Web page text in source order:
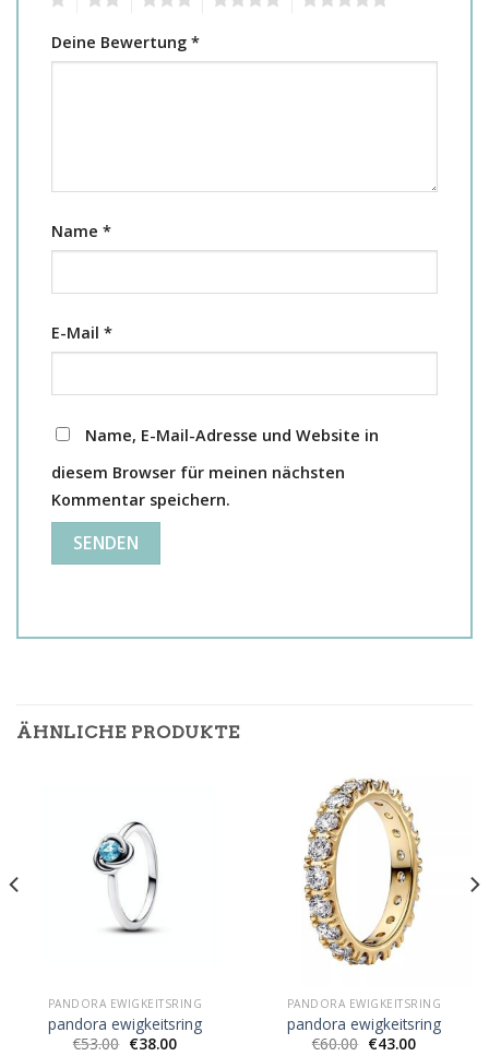
Deine Bewertung *
Name *
E-Mail *
Name, E-Mail-Adresse und Website in
diesem Browser für meinen nächsten
Kommentar speichern.
ÄHNLICHE PRODUKTE
PANDORA EWIGKEITSRING
pandora ewigkeitsring
€53.00 €38.00
PANDORA EWIGKEITSRING
pandora ewigkeitsring
€60.00 €43.00